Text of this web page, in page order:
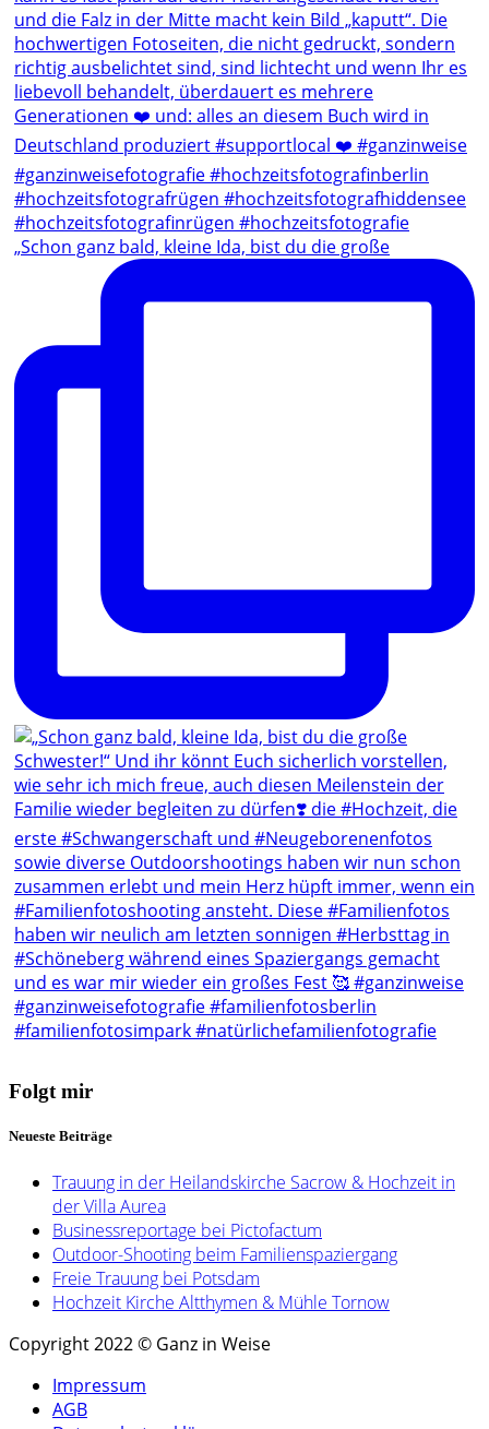
„Schon ganz bald, kleine Ida, bist du die große
Folgt mir
Neueste Beiträge
Trauung in der Heilandskirche Sacrow & Hochzeit in
der Villa Aurea
Businessreportage bei Pictofactum
Outdoor-Shooting beim Familienspaziergang
Freie Trauung bei Potsdam
Hochzeit Kirche Altthymen & Mühle Tornow
Copyright 2022 © Ganz in Weise
Impressum
AGB